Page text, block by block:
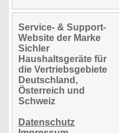
Service- & Support-
Website der Marke
Sichler
Haushaltsgeräte für
die Vertriebsgebiete
Deutschland,
Österreich und
Schweiz
Datenschutz